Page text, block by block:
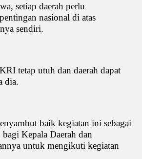
setiap daerah perlu
nasional di atas
sendiri.
tetap utuh dan daerah dapat
dia.
baik kegiatan ini sebagai
Kepala Daerah dan
untuk mengikuti kegiatan